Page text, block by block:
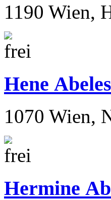
1190 Wien,
Hene Abeles
1070 Wien,
Hermine